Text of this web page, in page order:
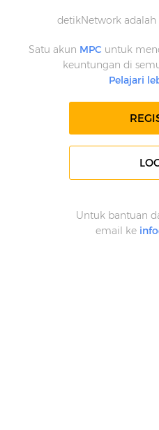
detikNetwork adalah
Satu akun MPC untuk
keuntungan di
Pelajari
Untuk bantuan
email ke